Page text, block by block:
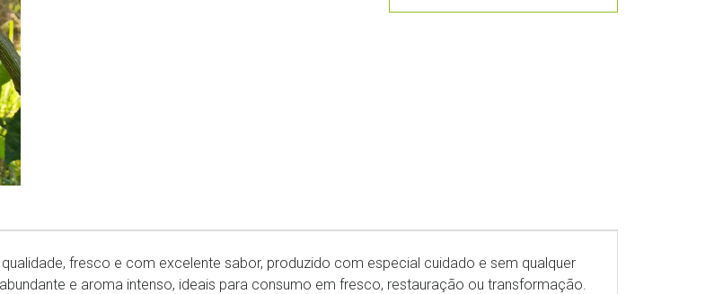
fresco e com excelente sabor, produzido com especial cuidado e sem qualquer
e aroma intenso, ideais para consumo em fresco, restauração ou transformação.